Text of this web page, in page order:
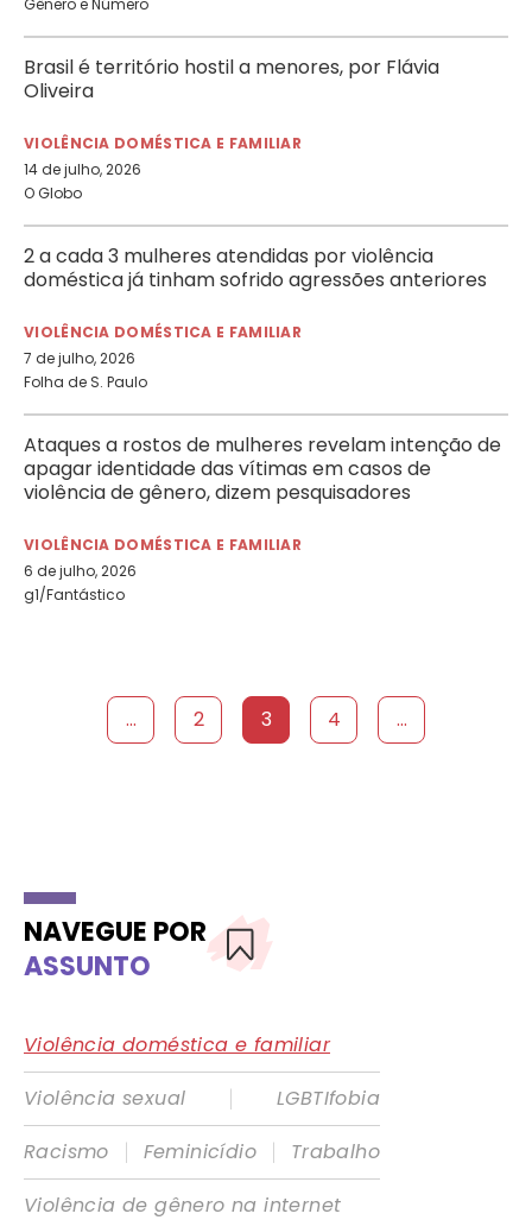
Gênero e Número
Brasil é território hostil a menores, por Flávia
Oliveira
VIOLÊNCIA DOMÉSTICA E FAMILIAR
14 de julho, 2026
O Globo
2 a cada 3 mulheres atendidas por violência
doméstica já tinham sofrido agressões anteriores
VIOLÊNCIA DOMÉSTICA E FAMILIAR
7 de julho, 2026
Folha de S. Paulo
Ataques a rostos de mulheres revelam intenção de
apagar identidade das vítimas em casos de
violência de gênero, dizem pesquisadores
VIOLÊNCIA DOMÉSTICA E FAMILIAR
6 de julho, 2026
g1/Fantástico
... 2 3 4 ...
NAVEGUE POR
ASSUNTO
Violência doméstica e familiar
Violência sexual
|
LGBTIfobia
Racismo
| Feminicídio |
Trabalho
Violência de gênero na internet